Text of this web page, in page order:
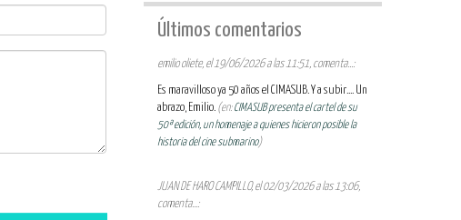
Últimos comentarios
emilio oliete, el 19/06/2026 a las 11:51, comenta...:
Es maravilloso ya 50 años el CIMASUB. Y a subir.... Un
abrazo, Emilio. (en:CIMASUB presenta el cartel de su
50ª edición, un homenaje a quienes hicieron posible la
historia del cine submarino)
JUAN DE HARO CAMPILLO, el 02/03/2026 a las 13:06,
comenta...: